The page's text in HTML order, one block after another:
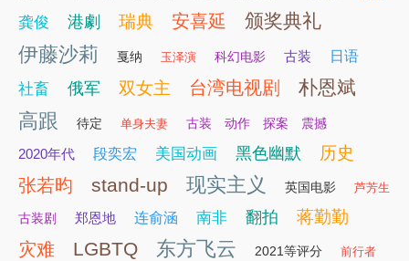
龚俊 港劇 瑞典 安喜延 颁奖典礼
伊藤沙莉 戛纳 玉泽演 科幻电影 古装 日语
社畜 俄军 双女主 台湾电视剧 朴恩斌
高跟 待定 单身夫妻 古装 动作 探案 震撼
2020年代 段奕宏 美国动画 黑色幽默 历史
张若昀 stand-up 现实主义 英国电影 芦芳生
古装剧 郑恩地 连俞涵 南非 翻拍 蒋勤勤
灾难 LGBTQ 东方飞云 2021等评分 前行者